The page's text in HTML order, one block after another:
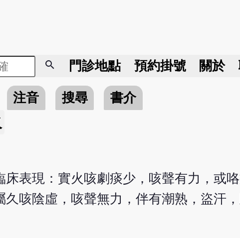
search 門診地點 預約掛號 關於
注音 搜尋
書介
表現：實火咳劇痰少，咳聲有力，或
咳陰虛，咳聲無力，伴有潮熟，盜汗，